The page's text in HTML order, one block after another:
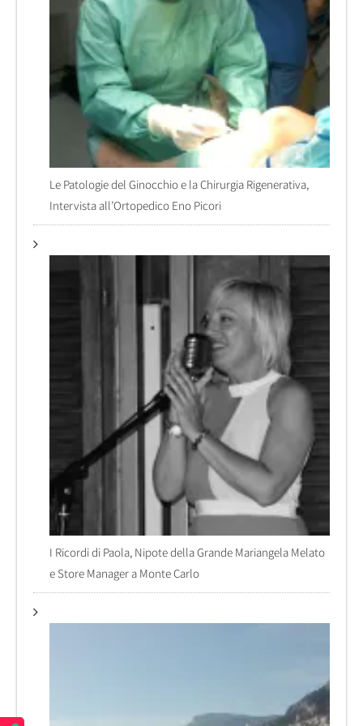
Le Patologie del Ginocchio e la Chirurgia Rigenerativa,
Intervista all’Ortopedico Eno Picori
I Ricordi di Paola, Nipote della Grande Mariangela Melato
e Store Manager a Monte Carlo